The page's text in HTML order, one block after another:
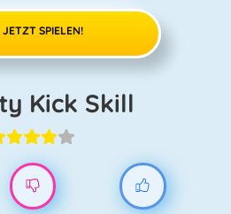
JETZT SPIELEN!
Kick Skill